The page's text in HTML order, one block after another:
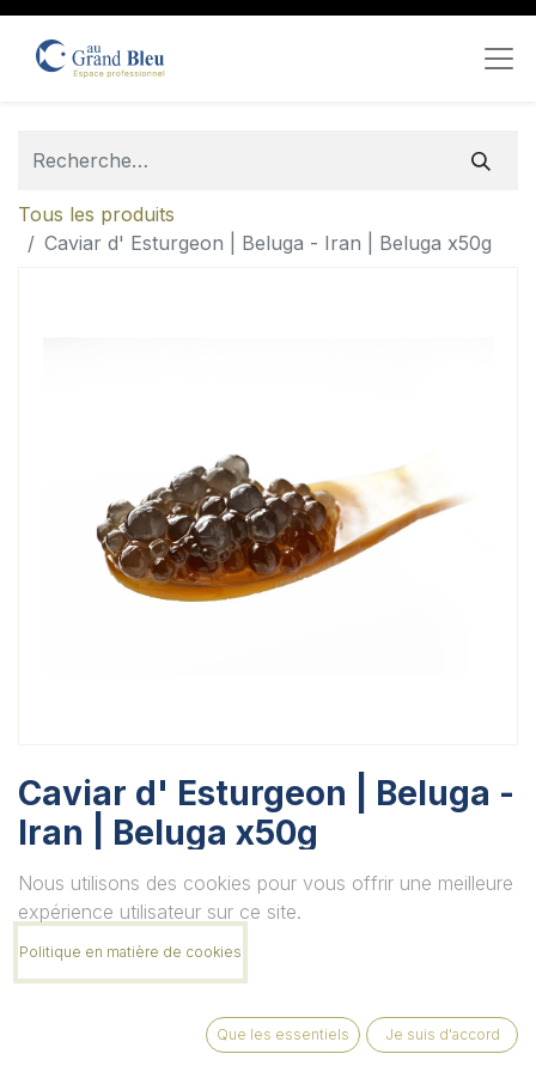
Tous les produits
Caviar d' Esturgeon | Beluga - Iran | Beluga x50g
Caviar d' Esturgeon | Beluga -
Iran | Beluga x50g
Ce produit n'est plus disponible.
Nous utilisons des cookies pour vous offrir une meilleure
expérience utilisateur sur ce site.
Politique en matière de cookies
Que les essentiels Je suis d'accord